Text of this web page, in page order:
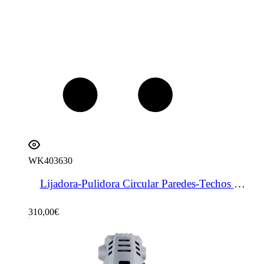
WK403630
Lijadora-Pulidora Circular Paredes-Techos Mortero-Yeso 1010 W
310,00€